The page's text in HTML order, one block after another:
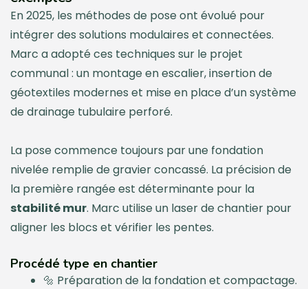
En 2025, les méthodes de pose ont évolué pour
intégrer des solutions modulaires et connectées.
Marc a adopté ces techniques sur le projet
communal : un montage en escalier, insertion de
géotextiles modernes et mise en place d’un système
de drainage tubulaire perforé.
La pose commence toujours par une fondation
nivelée remplie de gravier concassé. La précision de
la première rangée est déterminante pour la
stabilité mur. Marc utilise un laser de chantier pour
aligner les blocs et vérifier les pentes.
Procédé type en chantier
🔩 Préparation de la fondation et compactage.